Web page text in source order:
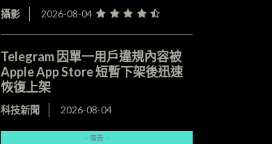
攝影 2026-08-04
Telegram 因單一用戶違規內容被
Apple App Store 短暫下架後迅速
恢復上架
科技新聞 2026-08-04
- 廣告 -